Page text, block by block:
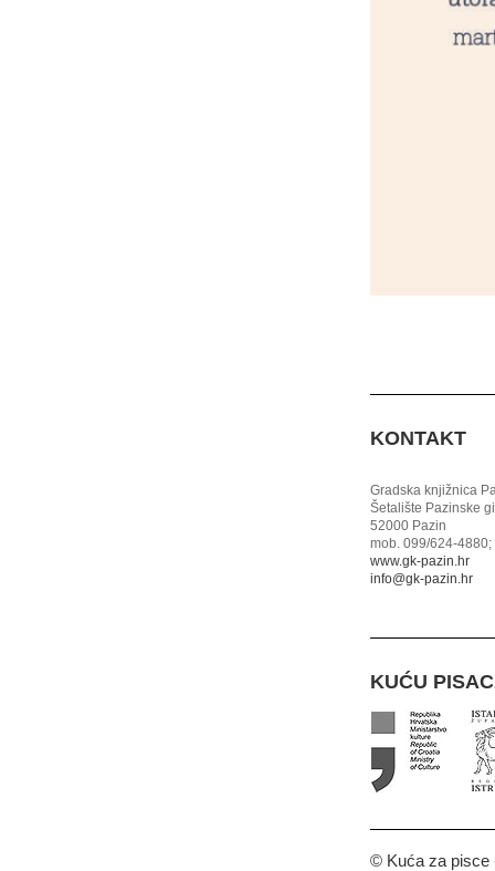
KONTAKT
Gradska knjižnica
Šetalište Pazinske
52000 Pazin
mob. 099/624-
www.gk-pazin.hr
info@gk-pazin.hr
KUĆU
© Kuća za pisce